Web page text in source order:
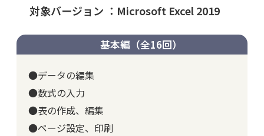
対象バージョン ：Microsoft Excel 2019
基本編（全16回）
●データの編集
●数式の入力
●表の作成、編集
●ページ設定、印刷